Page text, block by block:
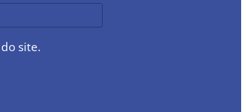
do site.